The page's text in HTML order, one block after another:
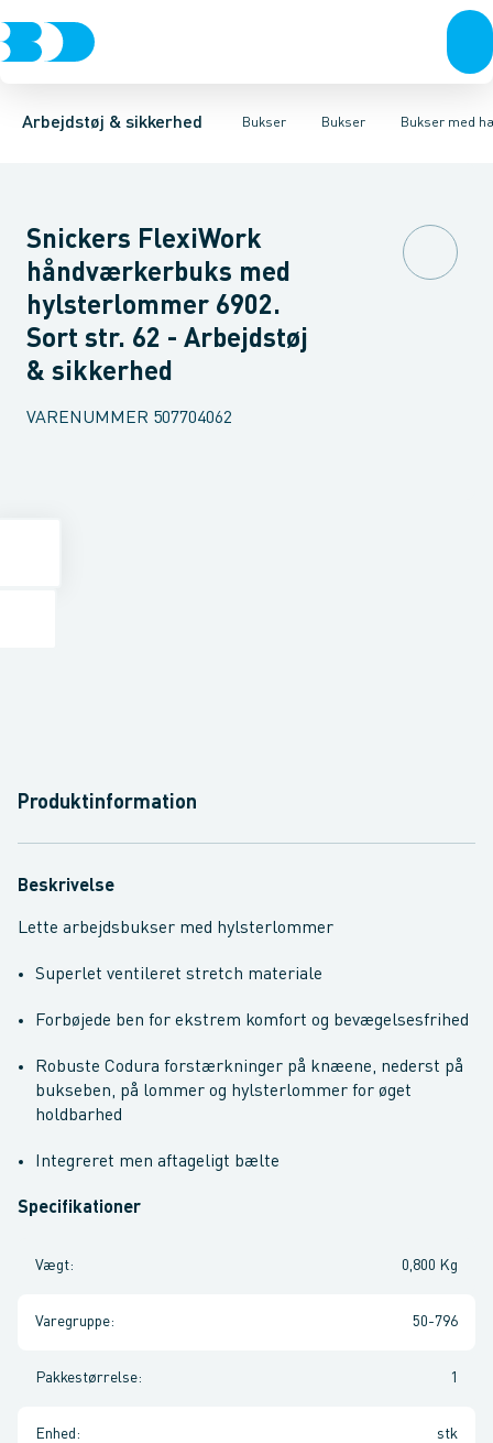
Arbejdstøj & sikkerhed Bukser
Trøjer & t-shirtsBukser Overtøj & huer Undertøj & sokkerSko
Bukser
BukserKnickers & Shorts OverallsKedeldragter Knæskånere
Bukser med
Bukser med hængelommer Bukser med lårlommer
Snickers FlexiWork
håndværkerbuks med
hylsterlommer 6902.
Sort str. 62 - Arbejdstøj
& sikkerhed
VARENUMMER 507704062
Produktinformation
Beskrivelse
Lette arbejdsbukser med hylsterlommer
Superlet ventileret stretch materiale
Forbøjede ben for ekstrem komfort og bevægelsesfrihed
Robuste Codura forstærkninger på knæene, nederst på
bukseben, på lommer og hylsterlommer for øget
holdbarhed
Integreret men aftageligt bælte
Specifikationer
Vægt: 0,800 Kg
Varegruppe: 50-796
Pakkestørrelse: 1
Enhed : stk